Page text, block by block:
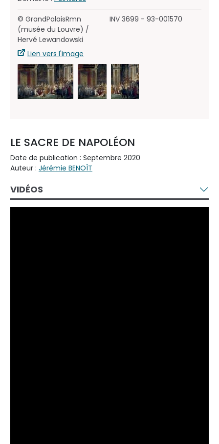
© GrandPalaisRmn
(musée du Louvre) /
Hervé Lewandowski
Lien vers l'image
INV 3699 - 93-001570
LE SACRE DE NAPOLÉON
Date de publication : Septembre 2020
Auteur : Jérémie BENOÎT
VIDÉOS